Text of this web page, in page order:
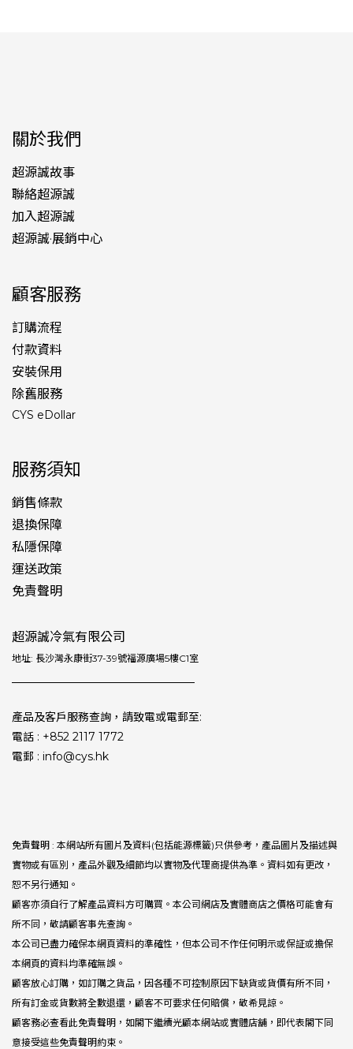
關於我們
超源誠故事
聯絡超源誠
加入超源誠
超源誠·展銷中心
顧客服務
訂購流程
付款資料
安裝保用
除舊服務
CYS eDollar
服務須知
銷售條款
退換保障
私隱保障
運送政策
免責聲明
超源誠冷氣有限公司
地址: 長沙灣永康街37-39號福源廣場5樓C1室
產品及客戶服務查詢，請致電或電郵至:
電話 : +852 2117 1772
電郵 : info@cys.hk
免責聲明 : 本網站所有圖片及資料(包括能源標籤)只供參考，產品圖片及描述與
實物或有區別，產品外觀及細節均以實物及代理商提供為準。資料如有更改，
恕不另行通知。
顧客亦須自行了解產品資料方可購買。本公司網店及實體商店之價格可能會有
所不同，敬請顧客事先查詢。
本公司已盡力確保本網頁資料的準確性，但本公司不作任何明示或保証或擔保
本網頁的資料均準確無誤。
顧客放心訂購，如訂購之貨品，因各種不可控制原因下缺貨或貨價有所不同，
所有訂金或貨數將全數退還，顧客不可要求任何賠償，敬希見諒。
顧客務必查看此免責聲明，如閣下繼續光顧本網站或實體店舖，即代表閣下同
意接受這些免責聲明約束。